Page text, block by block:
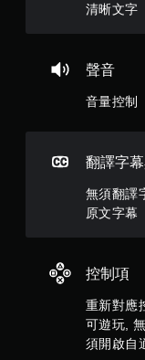
清晰文字
聲音
音量控制
翻譯字
無須翻譯
原文字幕
控制項
重新對應
可遊玩,
須開啟自